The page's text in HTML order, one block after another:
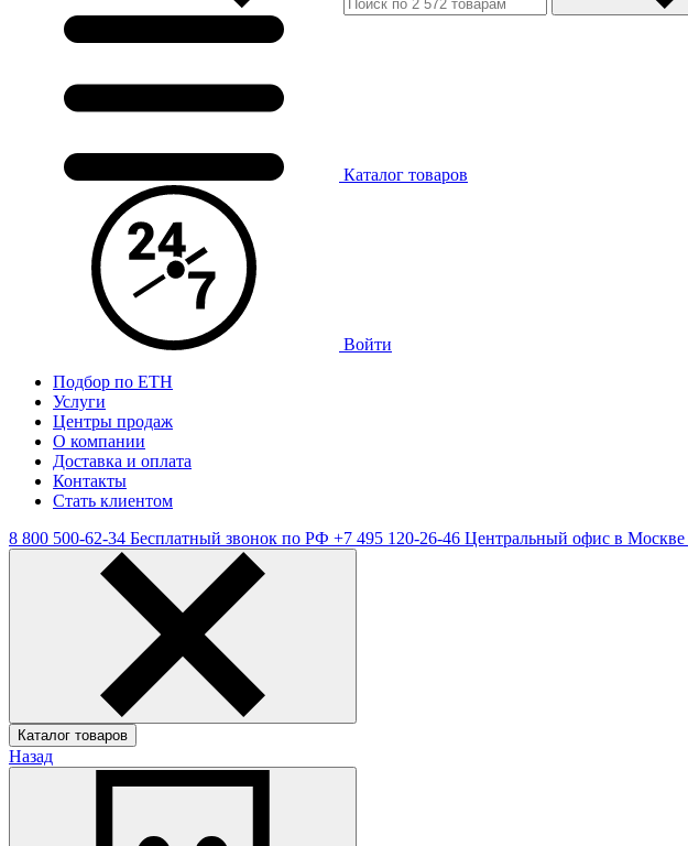
Каталог товаров
Войти
Подбор по ЕТН
Услуги
Центры продаж
О компании
Доставка и оплата
Контакты
Стать клиентом
8 800 500-62-34 Бесплатный звонок по РФ +7 495 120-26-46 Центральный офис в Москве
Каталог товаров
Назад